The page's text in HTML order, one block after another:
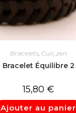
Bracelets Cuir, zen
Bracelet Équilibre 2
15,80 €
Ajouter au panier